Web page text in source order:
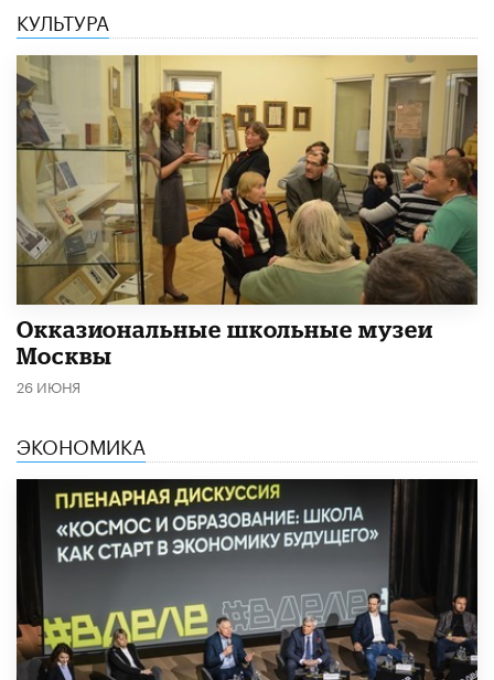
КУЛЬТУРА
​Окказиональные школьные музеи
Москвы
26 ИЮНЯ
ЭКОНОМИКА